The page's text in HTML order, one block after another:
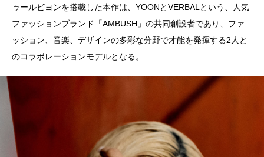
ゥールビヨンを搭載した本作は、YOONとVERBALという、人気
ファッションブランド「AMBUSH」の共同創設者であり、ファ
ッション、音楽、デザインの多彩な分野で才能を発揮する2人と
のコラボレーションモデルとなる。